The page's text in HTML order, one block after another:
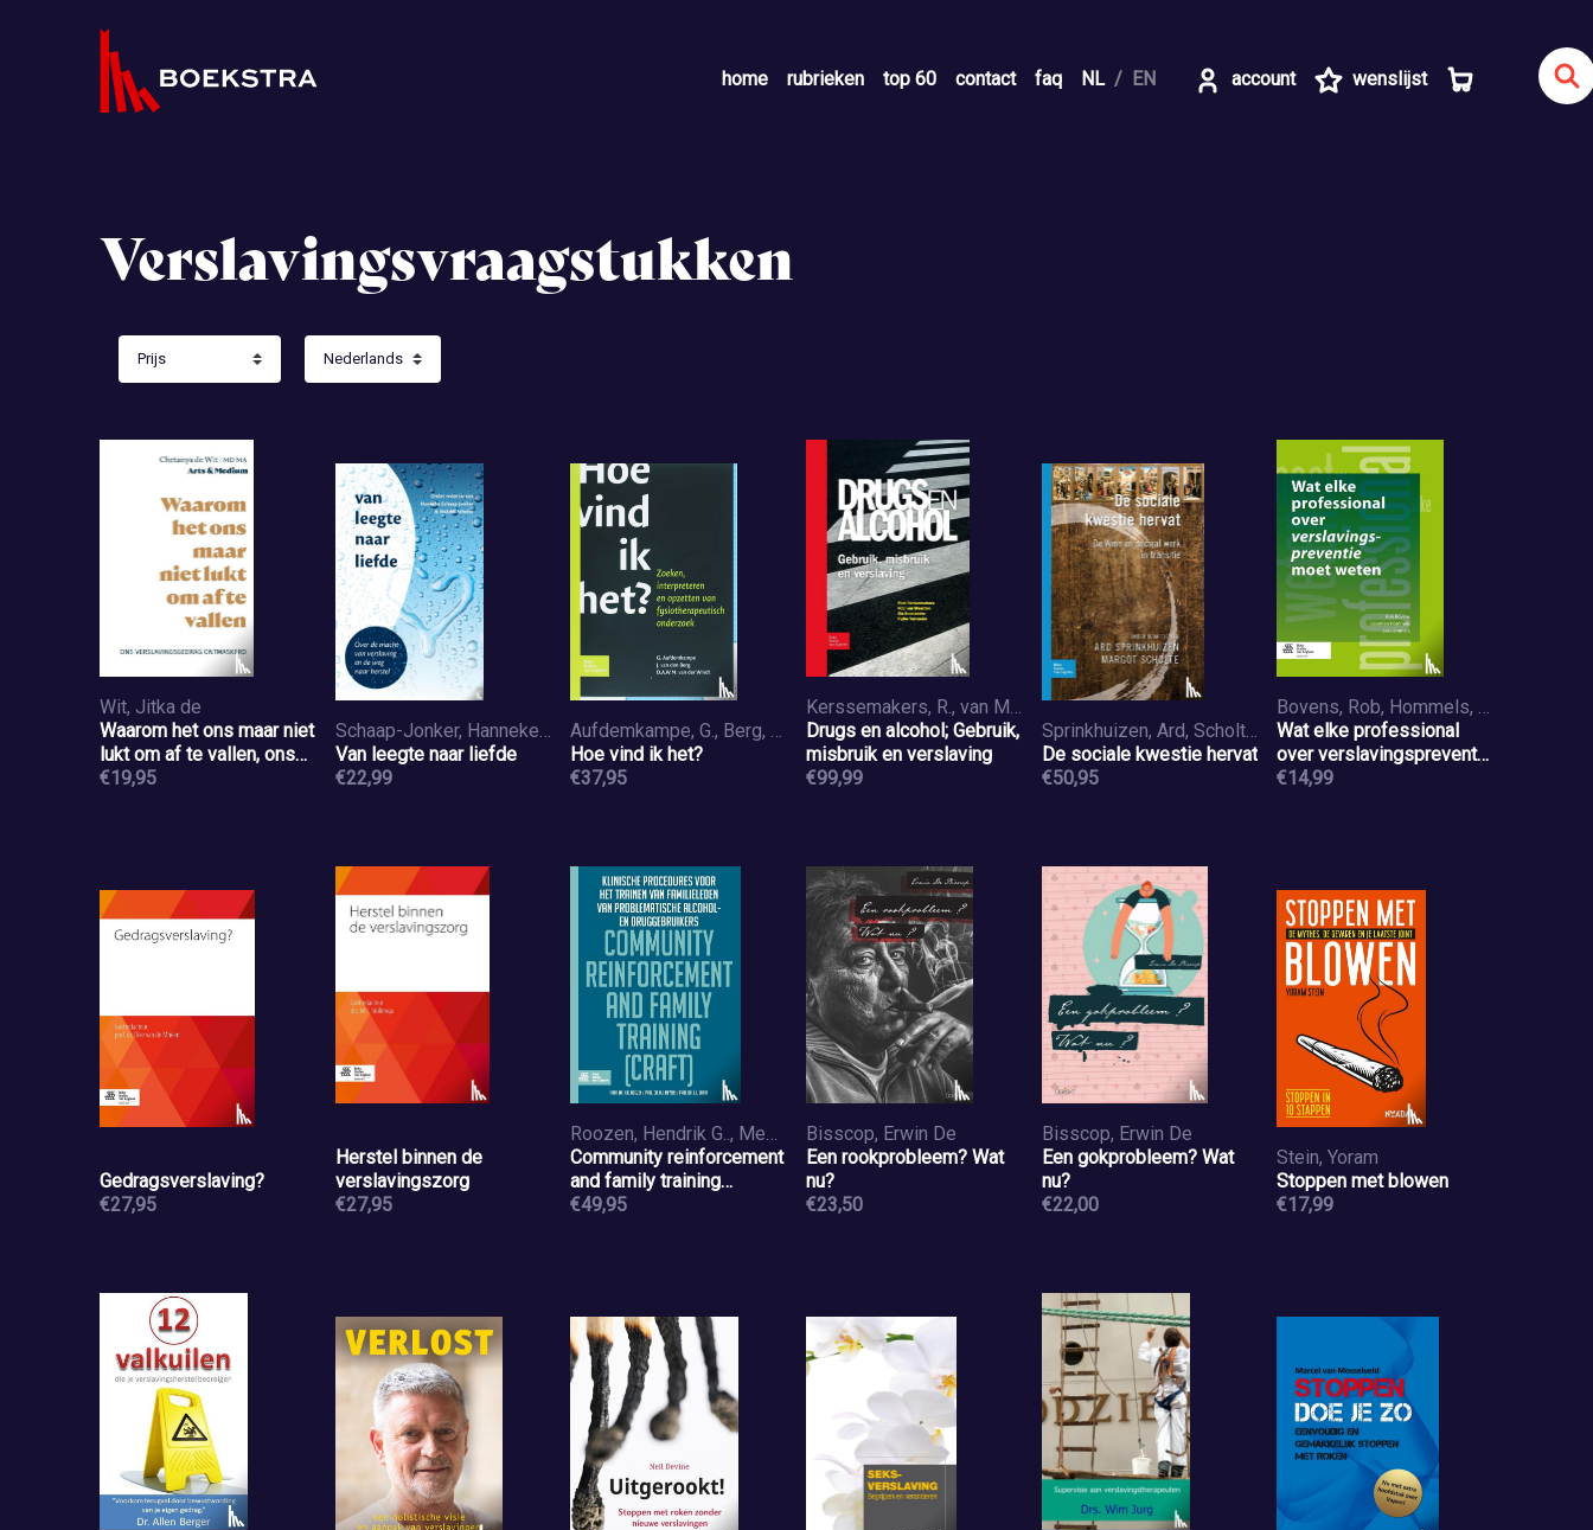
home rubrieken top 60 contact faq NL EN account wenslijst
Verslavingsvraagstukken
Wit, Jitka de
Waarom het ons maar niet
lukt om af te vallen, ons
verslavingsgedrag
€19,95
Schaap-Jonker, Hanneke, Scholte, Wubbo
Van leegte naar liefde
€22,99
Aufdemkampe, G., Berg, J. van den, Windt, D.A.W.M. van der
Hoe vind ik het?
€37,95
Kerssemakers, R., van Meerten, R., Noorlander, E.A., Vervaeke, H.
Drugs en alcohol; Gebruik,
misbruik en verslaving
€99,99
Sprinkhuizen, Ard, Scholte, Margot
De sociale kwestie hervat
€50,95
Bovens, Rob, Hommels, Leontien, Lemmers, Lex
Wat elke professional
over verslavingspreventie
moet weten
€14,99
Gedragsverslaving?
€27,95
Herstel binnen de
verslavingszorg
€27,95
Roozen, Hendrik G.., Meyers, Robert J., Smith, Jan Ellen
Community reinforcement
and family training
(CRAFT)
€49,95
Bisscop, Erwin De
Een rookprobleem? Wat
nu?
€23,50
Bisscop, Erwin De
Een gokprobleem? Wat
nu?
€22,00
Stein, Yoram
Stoppen met blowen
€17,99